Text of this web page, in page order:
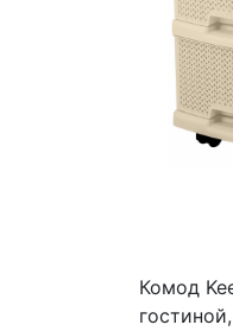
Комод